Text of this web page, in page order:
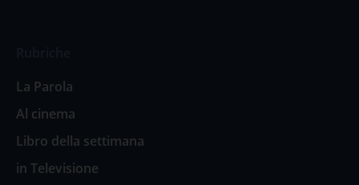
La Parola
Al cinema
Libro della settimana
in Televisione